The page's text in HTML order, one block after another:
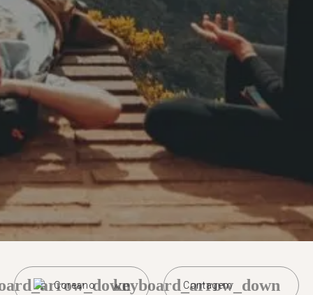
Coreano Contagem
keyboard_arrow_down